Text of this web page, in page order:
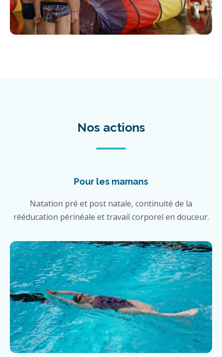
Nos actions
Pour les mamans
Natation pré et post natale, continuité de la
rééducation périnéale et travail corporel en douceur.